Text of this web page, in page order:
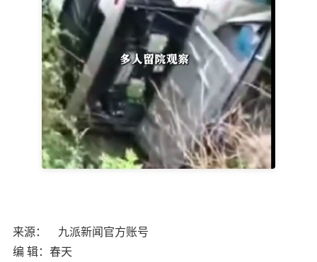
来源： 九派新闻官方账号
编 辑：春天